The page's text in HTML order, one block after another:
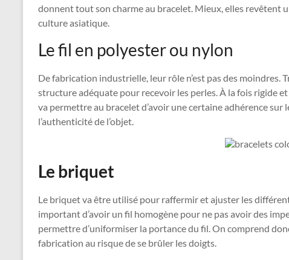
donnent tout son charme au bracelet. Mieux, elles revêtent
culture asiatique.
Le fil en polyester ou nylon
De fabrication industrielle, leur rôle n’est pas des moindres.
structure adéquate pour recevoir les perles. À la fois rigide
va permettre au bracelet d’avoir une certaine adhérence
l’authenticité de l’objet.
Le briquet
Le briquet va être utilisé pour raffermir et ajuster les
important d’avoir un fil homogène pour ne pas avoir des
permettre d’uniformiser la portance du fil. On comprend
fabrication au risque de se brûler les doigts.